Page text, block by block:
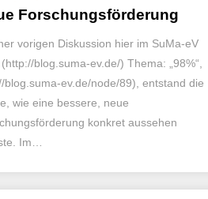
Forschungsförderung
vorigen Diskussion hier im SuMa-eV
blog.suma-ev.de/) Thema: „98%“,
blog.suma-ev.de/node/89), entstand die
wie eine bessere, neue
konkret aussehen
Im…